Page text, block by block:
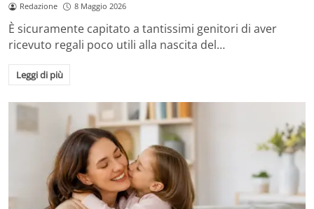
Redazione 8 Maggio 2026
È sicuramente capitato a tantissimi genitori di aver
ricevuto regali poco utili alla nascita del…
Leggi di più